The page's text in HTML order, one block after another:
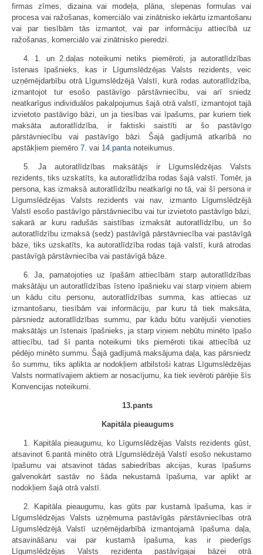
firmas zīmes, dizaina vai modeļa, plāna, slepenas formulas vai
procesa vai ražošanas, komerciālo vai zinātnisko iekārtu izmantošanu
vai par tiesībām tās izmantot, vai par informāciju attiecībā uz
ražošanas, komerciālo vai zinātnisko pieredzi.
4. 1. un 2.daļas noteikumi netiks piemēroti, ja autoratlīdzības
īstenais īpašnieks, kas ir Līgumslēdzējas Valsts rezidents, veic
uzņēmējdarbību otrā Līgumslēdzējā Valstī, kurā rodas autoratlīdzība,
izmantojot tur esošo pastāvīgo pārstāvniecību, vai arī sniedz
neatkarīgus individuālos pakalpojumus šajā otrā valstī, izmantojot tajā
izvietoto pastāvīgo bāzi, un ja tiesības vai īpašums, par kuriem tiek
maksāta autor­atlīdzība, ir faktiski saistīti ar šo pastāvīgo
pārstāvniecību vai pastāvīgo bāzi. Šajā gadījumā atkarībā no
apstākļiem piemēro 7. vai 14.pantanoteikumus.
5. Ja autoratlīdzības maksātājs ir Līgumslēdzējas Valsts
rezidents, tiks uzskatīts, ka autoratlīdzība rodas šajā valstī. Tomēr, ja
persona, kas izmaksā autoratlīdzību neatkarīgi no tā, vai šī persona ir
Līgumslēdzējas Valsts rezidents vai nav, izmanto Līgumslēdzējā
Valstī esošo pastāvīgo pārstāvniecību vai tur izvietoto pastāvīgo bāzi,
sakarā ar kuru radušās saistības izmaksāt autoratlīdzību, un šo
autoratlīdzību izmaksā (sedz) pastāvīgā pārstāvniecība vai pastāvīgā
bāze, tiks uzskatīts, ka autoratlīdzība rodas tajā valstī, kurā atrodas
pastāvīgā pārstāvniecība vai pastāvīgā bāze.
6. Ja, pamatojoties uz īpašām attiecībām starp autoratlīdzības
maksātāju un autoratlīdzības īsteno īpašnieku vai starp viņiem abiem
un kādu citu personu, autor­atlīdzības summa, kas attiecas uz
izmantošanu, tiesībām vai informāciju, par kuru tā tiek maksāta,
pārsniedz autoratlīdzības summu, par kādu būtu varējuši vienoties
maksātājs un īstenais īpašnieks, ja starp viņiem nebūtu minēto īpašo
attiecību, tad šī panta noteikumi tiks piemēroti tikai attiecībā uz
pēdējo minēto summu. Šajā gadījumā maksājuma daļa, kas pārsniedz
šo summu, tiks aplikta ar nodokļiem atbilstoši katras Līgumslēdzējas
Valsts normatīvajiem aktiem ar nosacījumu, ka tiek ievēroti pārējie šīs
Konvencijas noteikumi.
13.pants
Kapitāla pieaugums
1. Kapitāla pieaugumu, ko Līgumslēdzējas Valsts rezidents gūst,
atsavinot 6.pantā minēto otrā Līgumslēdzējā Valstī esošo nekustamo
īpašumu vai atsavinot tādas sabiedrības akcijas, kuras īpašums
galvenokārt sastāv no šāda nekustamā īpašuma, var aplikt ar
nodokļiem šajā otrā valstī.
2. Kapitāla pieaugumu, kas gūts par kustamā īpašuma, kas ir
Līgumslēdzējas Valsts uzņēmuma pastāvīgās pārstāvniecības otrā
Līgumslēdzējā Valstī uzņēmējdarbībā izmantojamā īpašuma daļa,
atsavināšanu vai par kustamā īpašuma, kas ir piederīgs
Līgumslēdzējas Valsts rezidenta pastāvīgajai bāzei otrā